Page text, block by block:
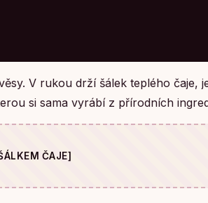
V rukou drží šálek teplého čaje,
si sama vyrábí z přírodních
ČAJE]